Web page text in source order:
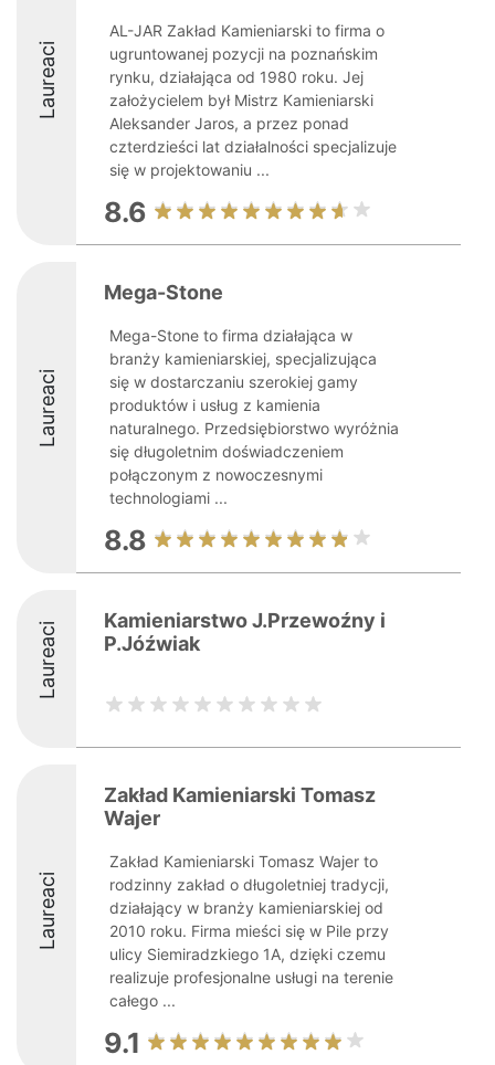
Laureaci
AL-JAR Zakład Kamieniarski to firma o
ugruntowanej pozycji na poznańskim
rynku, działająca od 1980 roku. Jej
założycielem był Mistrz Kamieniarski
Aleksander Jaros, a przez ponad
czterdzieści lat działalności specjalizuje
się w projektowaniu ...
8.6
Laureaci
Mega-Stone
Mega-Stone to firma działająca w
branży kamieniarskiej, specjalizująca
się w dostarczaniu szerokiej gamy
produktów i usług z kamienia
naturalnego. Przedsiębiorstwo wyróżnia
się długoletnim doświadczeniem
połączonym z nowoczesnymi
technologiami ...
8.8
Laureaci
Kamieniarstwo J.Przewoźny i
P.Jóźwiak
Laureaci
Zakład Kamieniarski Tomasz
Wajer
Zakład Kamieniarski Tomasz Wajer to
rodzinny zakład o długoletniej tradycji,
działający w branży kamieniarskiej od
2010 roku. Firma mieści się w Pile przy
ulicy Siemiradzkiego 1A, dzięki czemu
realizuje profesjonalne usługi na terenie
całego ...
9.1